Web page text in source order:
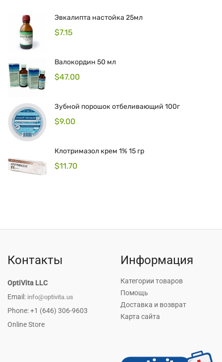
Эвкалипта настойка 25мл
$7.15
Валокордин 50 мл
$47.00
Зубной порошок отбеливающий 100г
$9.00
Клотримазол крем 1% 15 гр
$11.70
Контакты
OptiVita LLC
Email: info@optivita.us
Phone: +1 (646) 306-9603
Online Store
Информация
Категории товаров
Помощь
Доставка и возврат
Карта сайта